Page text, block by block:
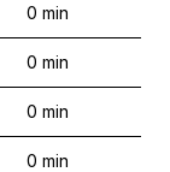
0 min
0 min
0 min
0 min